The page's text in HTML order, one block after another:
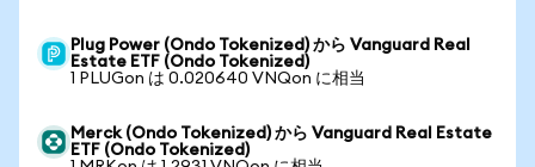
Plug Power (Ondo Tokenized) から Vanguard Real
Estate ETF (Ondo Tokenized)
1 PLUGon は 0.020640 VNQon に相当
Merck (Ondo Tokenized) から Vanguard Real Estate
ETF (Ondo Tokenized)